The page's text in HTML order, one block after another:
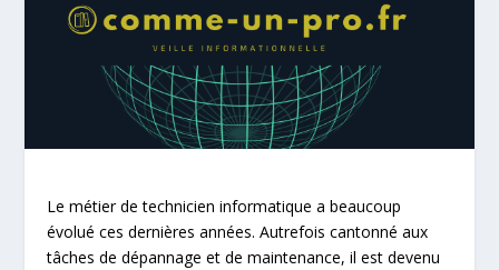
Le métier de technicien informatique a beaucoup
évolué ces dernières années. Autrefois cantonné aux
tâches de dépannage et de maintenance, il est devenu